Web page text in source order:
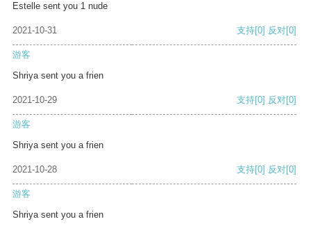
Estelle sent you 1 nude
2021-10-31 支持[0] 反对[0]
游客
Shriya sent you a frien
2021-10-29 支持[0] 反对[0]
游客
Shriya sent you a frien
2021-10-28 支持[0] 反对[0]
游客
Shriya sent you a frien